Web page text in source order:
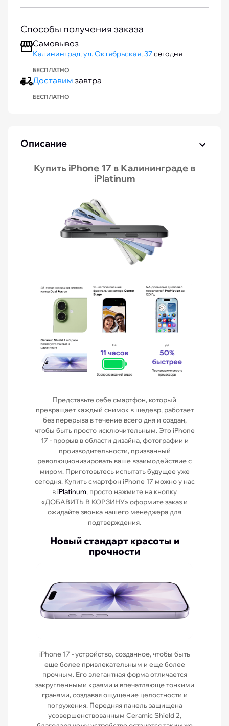
Способы получения заказа
Самовывоз
Калининград, ул. Октябрьская, 37сегодня
БЕСПЛАТНО
Доставим завтра
БЕСПЛАТНО
Описание
Купить iPhone 17 в Калининграде в
iPlatinum
Представьте себе смартфон, который
превращает каждый снимок в шедевр, работает
без перерыва в течение всего дня и создан,
чтобы быть просто исключительным. Это iPhone
17 - прорыв в области дизайна, фотографии и
производительности, призванный
революционизировать ваше взаимодействие с
миром. Приготовьтесь испытать будущее уже
сегодня. Купить смартфон iPhone 17 можно у нас
вiPlatinum, просто нажмите на кнопку
«ДОБАВИТЬ В КОРЗИНУ» оформите заказ и
ожидайте звонка нашего менеджера для
подтверждения.
Новый стандарт красоты и
прочности
iPhone 17 - устройство, созданное, чтобы быть
еще более привлекательным и еще более
прочным. Его элегантная форма отличается
закругленными краями и впечатляюще тонкими
гранями, создавая ощущение целостности и
погружения. Передняя панель защищена
усовершенствованным Ceramic Shield 2,